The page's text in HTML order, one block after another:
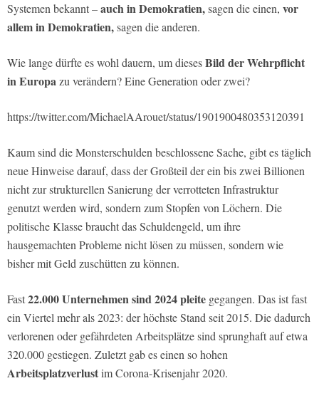
Systemen bekannt –auch in Demokratien,sagen die einen, vor
allem in Demokratien,sagen die anderen.
Wie lange dürfte es wohl dauern, um diesesBild der Wehrpflicht
in Europazu verändern? Eine Generation oder zwei?
https://twitter.com/MichaelAArouet/status/1901900480353120391
Kaum sind die Monsterschulden beschlossene Sache, gibt es täglich
neue Hinweise darauf, dass der Großteil der ein bis zwei Billionen
nicht zur strukturellen Sanierung der verrotteten Infrastruktur
genutzt werden wird, sondern zum Stopfen von Löchern. Die
politische Klasse braucht das Schuldengeld, um ihre
hausgemachten Probleme nicht lösen zu müssen, sondern wie
bisher mit Geld zuschütten zu können.
Fast22.000 Unternehmen sind 2024 pleite gegangen. Das ist fast
ein Viertel mehr als 2023: der höchste Stand seit 2015. Die dadurch
verlorenen oder gefährdeten Arbeitsplätze sind sprunghaft auf etwa
320.000 gestiegen. Zuletzt gab es einen so hohen
Arbeitsplatzverlustim Corona-Krisenjahr 2020.